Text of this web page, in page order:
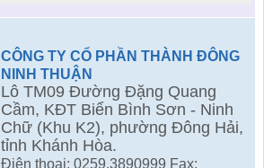
CÔNG TY CỔ PHẦN THÀNH ĐÔNG
NINH THUẬN
Lô TM09 Đường Đặng Quang
Cầm, KĐT Biển Bình Sơn - Ninh
Chữ (Khu K2), phường Đông Hải,
tỉnh Khánh Hòa.
Điện thoại: 0259.3890999 Fax: